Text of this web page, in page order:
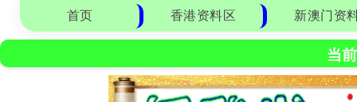
首页 香港资料区 新澳门资
当